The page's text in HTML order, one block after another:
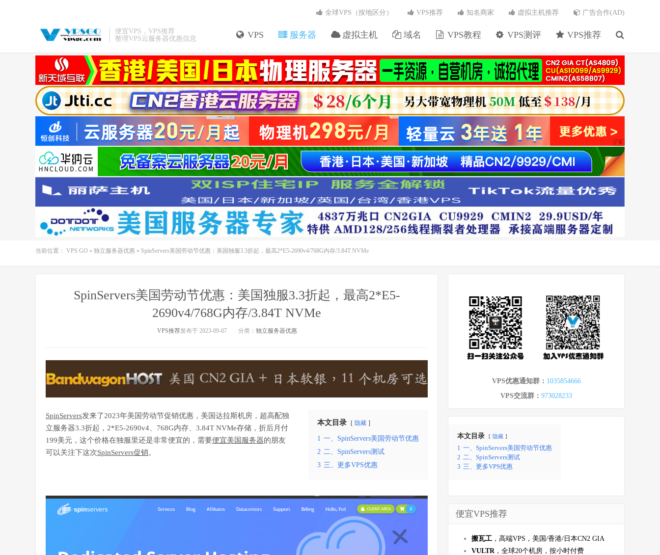
便宜VPS，VPS推荐
整理VPS云服务器优惠信息
VPS 服务器 虚拟主机 域名 VPS教程 VPS测评 VPS推荐
全球VPS（按地区分） VPS推荐 知名商家 虚拟主机推荐 广告合作(AD)
当前位置： VPS GO » 独立服务器优惠 » SpinServers美国劳动节优惠：美国独服3.3折起，最高2*E5-2690v4/768G内存/3.84T NVMe
SpinServers美国劳动节优惠：美国独服3.3折起，最高2*E5-
2690v4/768G内存/3.84T NVMe
VPS推荐发布于 2023-09-07 分类： 独立服务器优惠
本文目录 隐藏
1 一、SpinServers美国劳动节优惠
2 二、SpinServers测试
3 三、更多VPS优惠
SpinServers发来了2023年美国劳动节促销优惠，美国达拉斯机房，超高配独
立服务器3.3折起，2*E5-2690v4、768G内存、3.84T NVMe存储，折后月付
199美元，这个价格在独服里还是非常便宜的，需要便宜美国服务器的朋友
可以关注下这次SpinServers促销。
VPS优惠通知群： 1035854666
VPS交流群： 973028233
本文目录 隐藏
1 一、SpinServers美国劳动节优惠
2 二、SpinServers测试
3 三、更多VPS优惠
便宜VPS推荐
搬瓦工 ，高端VPS，美国/香港/日本CN2 GIA
VULTR ，全球20个机房，按小时付费